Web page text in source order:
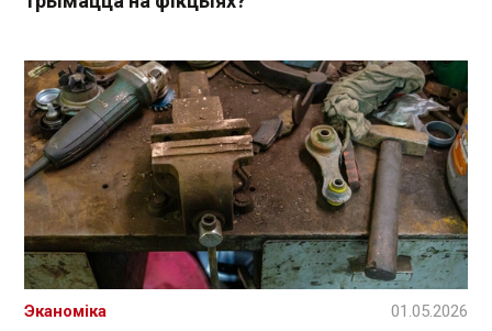
Эканоміка 01.05.2026